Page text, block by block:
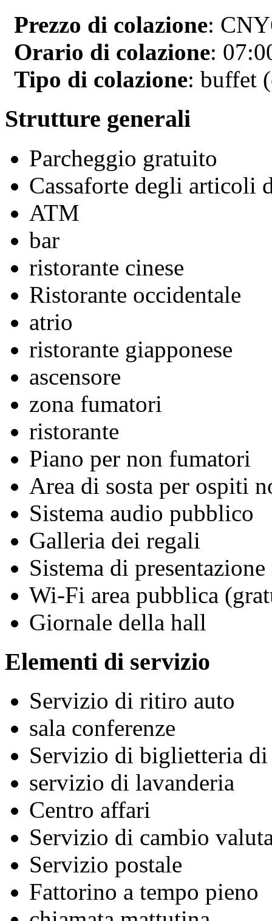
Prezzo di colazione:
Orario di colazione:
Tipo di colazione: buffet
Strutture generali
Parcheggio gratuito
Cassaforte degli articoli
ATM
bar
ristorante cinese
Ristorante occidentale
atrio
ristorante giapponese
ascensore
zona fumatori
ristorante
Piano per non fumatori
Area di sosta per ospiti
Sistema audio pubblico
Galleria dei regali
Sistema di
Wi-Fi area pubblica
Giornale della hall
Elementi di servizio
Servizio di ritiro auto
sala conferenze
Servizio di biglietteria
servizio di lavanderia
Centro affari
Servizio di cambio
Servizio postale
Fattorino a tempo pieno